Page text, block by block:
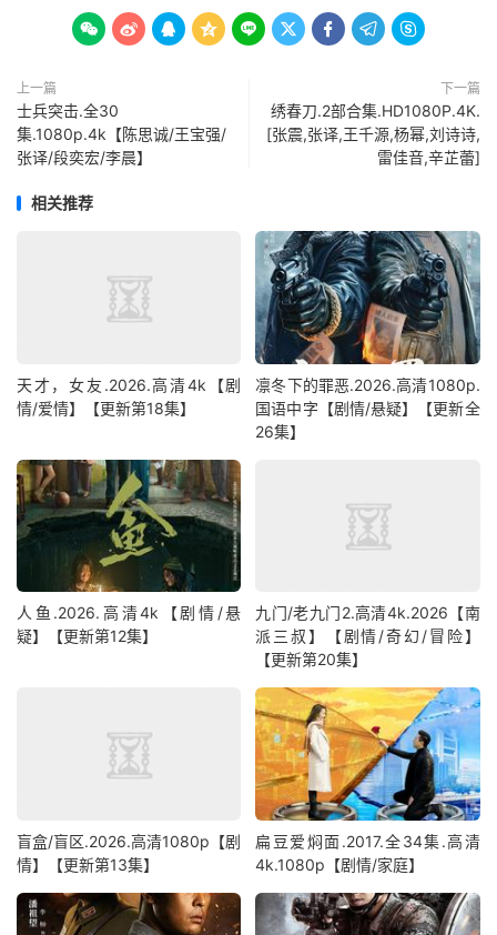
        
上一篇
士兵突击.全30
集.1080p.4k【陈思诚/王宝强/
张译/段奕宏/李晨】
下一篇
绣春刀.2部合集.HD1080P.4K.
[张震,张译,王千源,杨幂,刘诗诗,
雷佳音,辛芷蕾]
相关推荐
天才，女友.2026.高清4k【剧
情/爱情】【更新第18集】
凛冬下的罪恶.2026.高清1080p.
国语中字【剧情/悬疑】【更新全
26集】
人鱼.2026.高清4k【剧情/悬
疑】【更新第12集】
九门/老九门2.高清4k.2026【南
派三叔】【剧情/奇幻/冒险】
【更新第20集】
盲盒/盲区.2026.高清1080p【剧
情】【更新第13集】
扁豆爱焖面.2017.全34集.高清
4k.1080p【剧情/家庭】